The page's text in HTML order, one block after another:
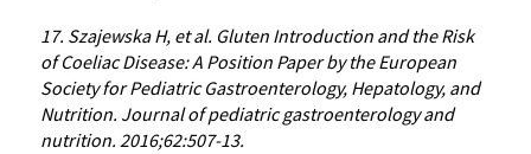
17. Szajewska H, et al. Gluten Introduction and the Risk
of Coeliac Disease: A Position Paper by the European
Society for Pediatric Gastroenterology, Hepatology, and
Nutrition. Journal of pediatric gastroenterology and
nutrition. 2016;62:507-13.